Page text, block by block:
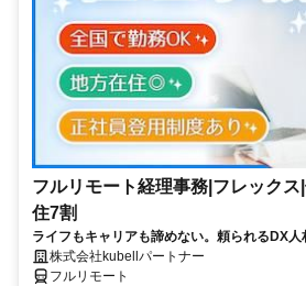
フルリモート経理事務|フレック
住7割
ライフもキャリアも諦めない。頼られるDX人
株式会社kubellパートナー
フルリモート